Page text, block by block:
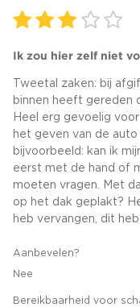
Ik zou hier zelf niet
Tweetal zaken: bij
binnen heeft gereden
Heel erg gevoelig
het geven van de
bijvoorbeeld: kan ik
eerst met de hand of
moeten vragen. Met
op het dak geplakt?
heb vervangen, dit
Aanbevelen?
Nee
Bereikbaarheid voor